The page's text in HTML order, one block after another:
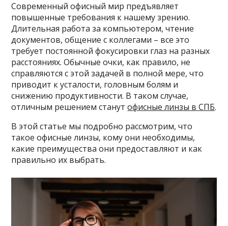
Современный офисный мир предъявляет
повышенные требования к нашему зрению.
Длительная работа за компьютером, чтение
документов, общение с коллегами – все это
требует постоянной фокусировки глаз на разных
расстояниях. Обычные очки, как правило, не
справляются с этой задачей в полной мере, что
приводит к усталости, головным болям и
снижению продуктивности. В таком случае,
отличным решением станутофисные линзы в СПБ.
В этой статье мы подробно рассмотрим, что
такое офисные линзы, кому они необходимы,
какие преимущества они предоставляют и как
правильно их выбрать.